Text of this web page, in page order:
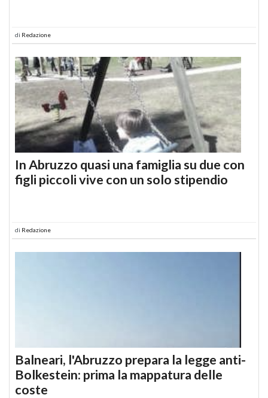
di Redazione
In Abruzzo quasi una famiglia su due con
figli piccoli vive con un solo stipendio
di Redazione
Balneari, l'Abruzzo prepara la legge anti-
Bolkestein: prima la mappatura delle
coste